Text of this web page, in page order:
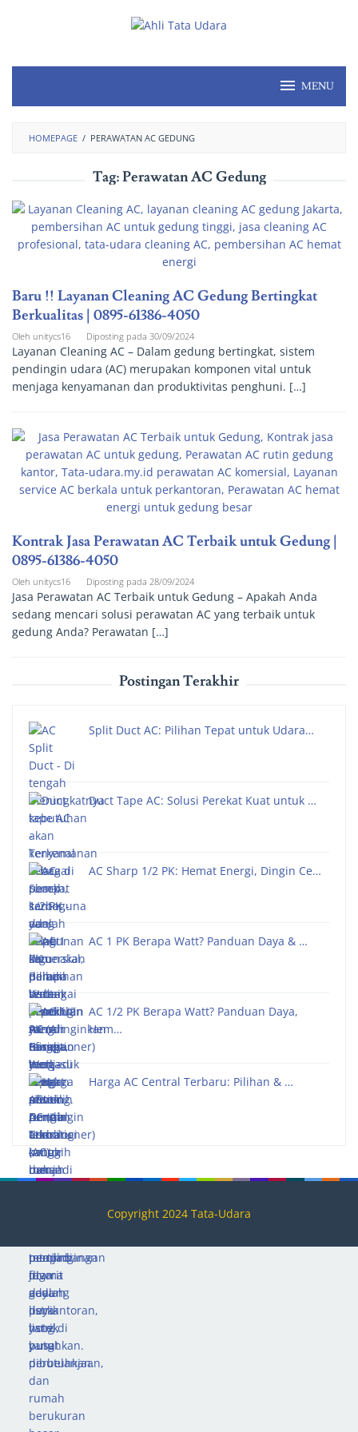
MENU
HOMEPAGE / PERAWATAN AC GEDUNG
Tag:Perawatan AC Gedung
Baru !! Layanan Cleaning AC Gedung Bertingkat
Berkualitas | 0895-61386-4050
Oleh unitycs16 Diposting pada 30/09/2024
Layanan Cleaning AC – Dalam gedung bertingkat, sistem
pendingin udara (AC) merupakan komponen vital untuk
menjaga kenyamanan dan produktivitas penghuni. […]
Kontrak Jasa Perawatan AC Terbaik untuk Gedung |
0895-61386-4050
Oleh unitycs16 Diposting pada 28/09/2024
Jasa Perawatan AC Terbaik untuk Gedung – Apakah Anda
sedang mencari solusi perawatan AC yang terbaik untuk
gedung Anda? Perawatan […]
Postingan Terakhir
Split Duct AC: Pilihan Tepat untuk Udara…
Duct Tape AC: Solusi Perekat Kuat untuk …
AC Sharp 1/2 PK: Hemat Energi, Dingin Ce…
AC 1 PK Berapa Watt? Panduan Daya & …
AC 1/2 PK Berapa Watt? Panduan Daya,
Hem…
Harga AC Central Terbaru: Pilihan & …
Copyright 2024 Tata-Udara